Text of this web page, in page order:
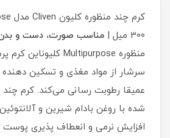
300 میل |
مناسب صورت، دست و
سرشار از مواد مغذی و تسکین
عمیقا رطوبت رسانی می‌کند. کرم چند
شده با روغن بادام شیرین و
افزایش نرمی و انعطاف پذیری